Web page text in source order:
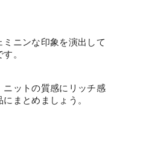
ニンな印象を演出して
。
ニットの質感にリッチ感
まとめましょう。